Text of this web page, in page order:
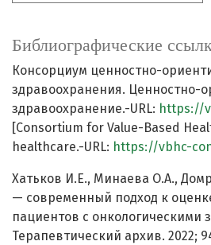
Библиографические
Консорциум ценностно-
здравоохранения. Ценностно-
здравоохранение.-URL: https://
[Consortium for Value-Based
healthcare.-URL: https://vbhc-
Хатьков И.Е., Минаева О.А.,
— современный подход к
пациентов с онкологическими
Терапевтический архив. 2022;